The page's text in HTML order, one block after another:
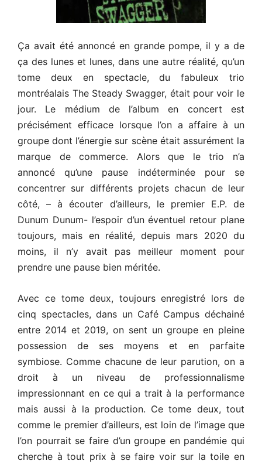
Ça avait été annoncé en grande pompe, il y a de
ça des lunes et lunes, dans une autre réalité, qu’un
tome deux en spectacle, du fabuleux trio
montréalais The Steady Swagger, était pour voir le
jour. Le médium de l’album en concert est
précisément efficace lorsque l’on a affaire à un
groupe dont l’énergie sur scène était assurément la
marque de commerce. Alors que le trio n’a
annoncé qu’une pause indéterminée pour se
concentrer sur différents projets chacun de leur
côté, – à écouter d’ailleurs, le premier E.P. de
Dunum Dunum- l’espoir d’un éventuel retour plane
toujours, mais en réalité, depuis mars 2020 du
moins, il n’y avait pas meilleur moment pour
prendre une pause bien méritée.
Avec ce tome deux, toujours enregistré lors de
cinq spectacles, dans un Café Campus déchainé
entre 2014 et 2019, on sent un groupe en pleine
possession de ses moyens et en parfaite
symbiose. Comme chacune de leur parution, on a
droit à un niveau de professionnalisme
impressionnant en ce qui a trait à la performance
mais aussi à la production. Ce tome deux, tout
comme le premier d’ailleurs, est loin de l’image que
l’on pourrait se faire d’un groupe en pandémie qui
cherche à tout prix à se faire voir sur la toile en